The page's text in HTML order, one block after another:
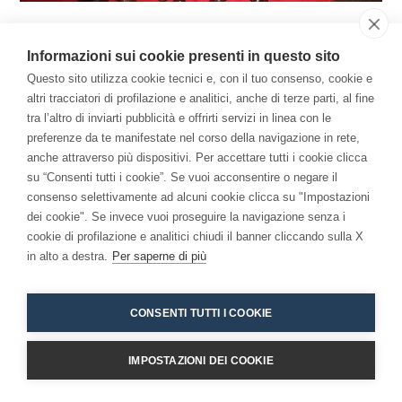
Per una Economia della Consapevolezza: come la
meditazione ha cambiato me e l'azienda.
Copyright 2026 - Niccolò Branca -
Informazioni sui cookie presenti in questo sito
Questo sito utilizza cookie tecnici e, con il tuo consenso, cookie e
altri tracciatori di profilazione e analitici, anche di terze parti, al fine
tra l’altro di inviarti pubblicità e offrirti servizi in linea con le
preferenze da te manifestate nel corso della navigazione in rete,
anche attraverso più dispositivi. Per accettare tutti i cookie clicca
su “Consenti tutti i cookie”. Se vuoi acconsentire o negare il
consenso selettivamente ad alcuni cookie clicca su "Impostazioni
dei cookie". Se invece vuoi proseguire la navigazione senza i
cookie di profilazione e analitici chiudi il banner cliccando sulla X
in alto a destra. Per saperne di più
CONSENTI TUTTI I COOKIE
IMPOSTAZIONI DEI COOKIE